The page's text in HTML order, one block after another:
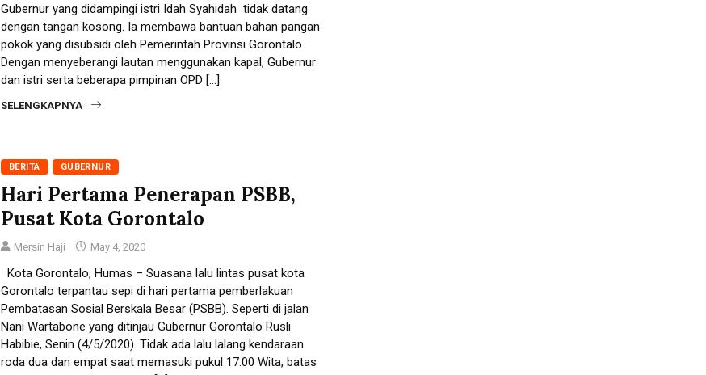
Gubernur yang didampingi istri Idah Syahidah tidak datang
dengan tangan kosong. Ia membawa bantuan bahan pangan
pokok yang disubsidi oleh Pemerintah Provinsi Gorontalo.
Dengan menyeberangi lautan menggunakan kapal, Gubernur
dan istri serta beberapa pimpinan OPD […]
SELENGKAPNYA
BERITA GUBERNUR
Hari Pertama Penerapan PSBB,
Pusat Kota Gorontalo
Mersin Haji May 4, 2020
Kota Gorontalo, Humas – Suasana lalu lintas pusat kota
Gorontalo terpantau sepi di hari pertama pemberlakuan
Pembatasan Sosial Berskala Besar (PSBB). Seperti di jalan
Nani Wartabone yang ditinjau Gubernur Gorontalo Rusli
Habibie, Senin (4/5/2020). Tidak ada lalu lalang kendaraan
roda dua dan empat saat memasuki pukul 17:00 Wita, batas